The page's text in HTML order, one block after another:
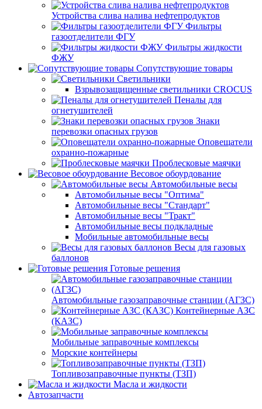
Устройства слива налива нефтепродуктов
Фильтры
газоотделители ФГУ
Фильтры жидкости
ФЖУ
Сопутствующие товары
Светильники
Взрывозащищенные светильники CROCUS
Пеналы для
огнетушителей
Знаки
перевозки опасных грузов
Оповещатели
охранно-пожарные
Проблесковые маячки
Весовое обоурдование
Автомобильные весы
Автомобильные весы "Оптима"
Автомобильные весы "Стандарт"
Автомобильные весы "Тракт"
Автомобильные весы подкладные
Мобильные автомобильные весы
Весы для газовых
баллонов
Готовые решения
Автомобильные газозаправочные станции (АГЗС)
Контейнерные АЗС
(КАЗС)
Мобильные заправочные комплексы
Морские контейнеры
Топливозаправочные пункты (ТЗП)
Масла и жидкости
Автозапчасти